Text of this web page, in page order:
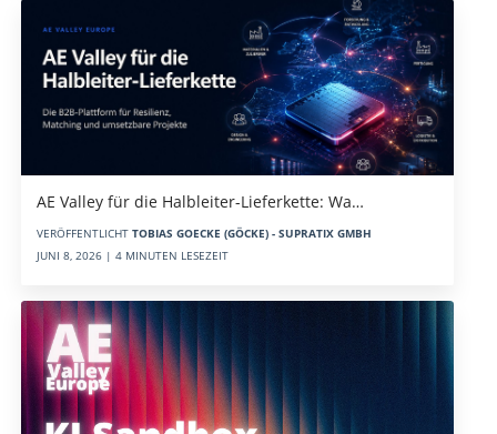
AE Valley für die Halbleiter-Lieferkette: Wa…
VERÖFFENTLICHT TOBIAS GOECKE (GÖCKE) - SUPRATIX GMBH
JUNI 8, 2026 | 4 MINUTEN LESEZEIT